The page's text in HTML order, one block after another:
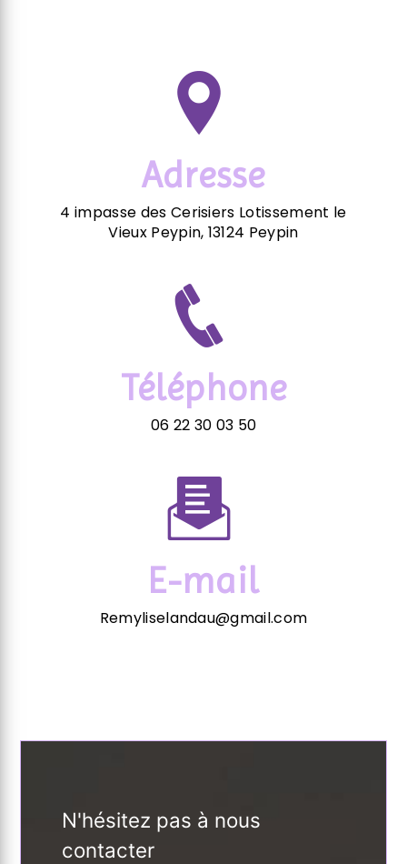
Adresse
4 impasse des Cerisiers Lotissement le
Vieux Peypin, 13124 Peypin
Téléphone
06 22 30 03 50
E-mail
Remyliselandau@gmail.com
N'hésitez pas à nous
contacter